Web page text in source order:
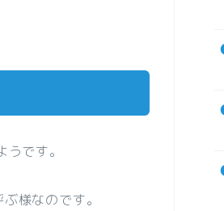
です。
様なのです。